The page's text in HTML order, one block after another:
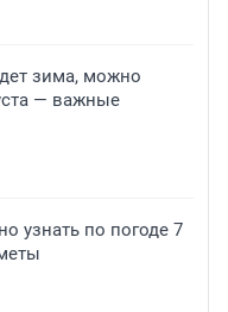
зима, можно
— важные
узнать по погоде 7